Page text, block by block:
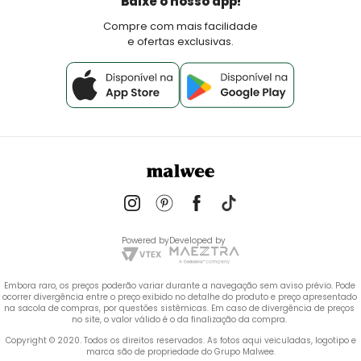
Compre com mais facilidade
e ofertas exclusivas.
Powered byDeveloped by
Embora raro, os preços poderão variar durante a navegação sem aviso prévio. Pode
ocorrer divergência entre o preço exibido no detalhe do produto e preço apresentado
na sacola de compras, por questões sistêmicas. Em caso de divergência de preços
no site, o valor válido é o da finalização da compra.
marca são de propriedade do Grupo Malwee.